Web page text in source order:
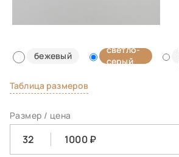
бежевый
светло-
серый
Таблица размеров
Размер / цена
32 1000